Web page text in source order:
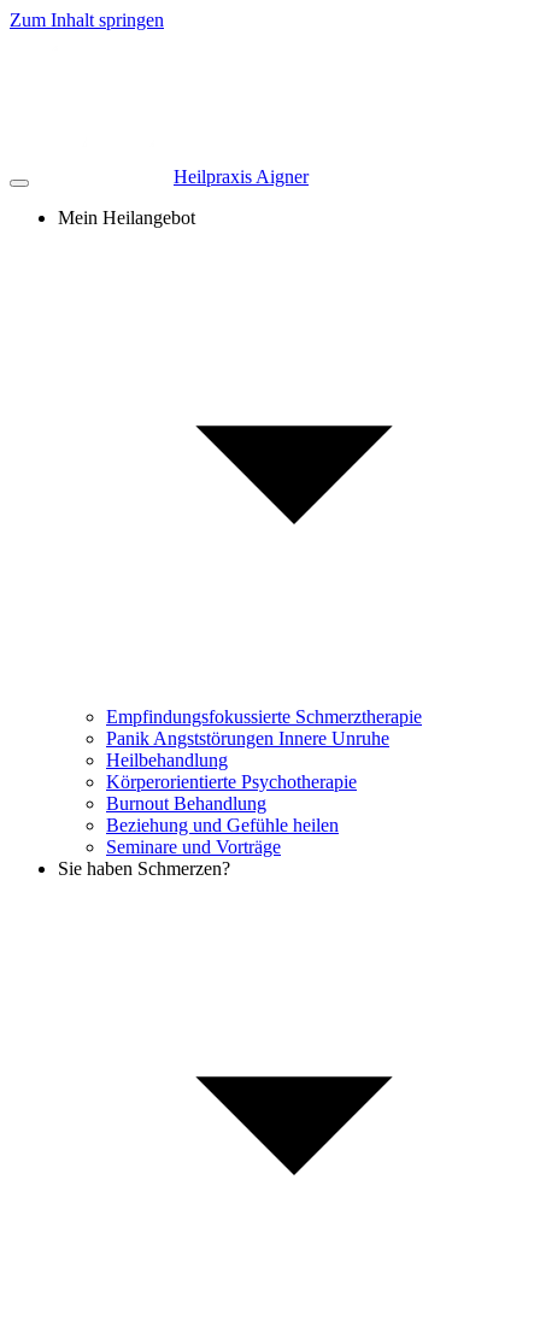
Zum Inhalt springen
Heilpraxis Aigner
Mein Heilangebot
Empfindungsfokussierte Schmerztherapie
Panik Angststörungen Innere Unruhe
Heilbehandlung
Körperorientierte Psychotherapie
Burnout Behandlung
Beziehung und Gefühle heilen
Seminare und Vorträge
Sie haben Schmerzen?